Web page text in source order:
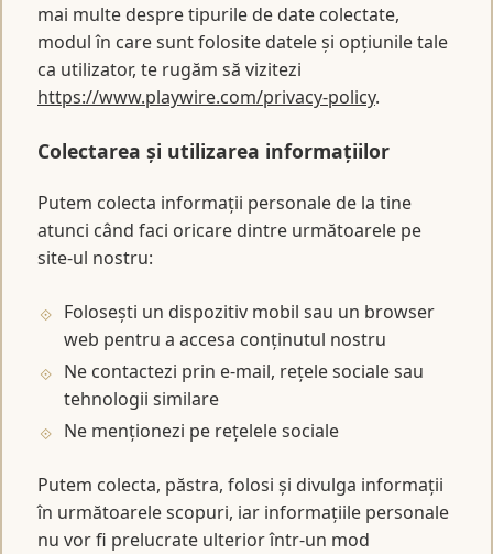
mai multe despre tipurile de date colectate,
modul în care sunt folosite datele și opțiunile tale
ca utilizator, te rugăm să vizitezi
https://www.playwire.com/privacy-policy.
Colectarea și utilizarea informațiilor
Putem colecta informații personale de la tine
atunci când faci oricare dintre următoarele pe
site-ul nostru:
Folosești un dispozitiv mobil sau un browser
web pentru a accesa conținutul nostru
Ne contactezi prin e-mail, rețele sociale sau
tehnologii similare
Ne menționezi pe rețelele sociale
Putem colecta, păstra, folosi și divulga informații
în următoarele scopuri, iar informațiile personale
nu vor fi prelucrate ulterior într-un mod